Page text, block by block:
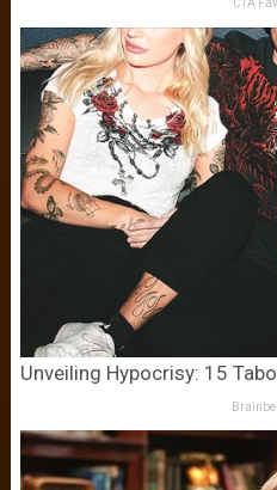
CTA
Unveiling Hypocrisy: 15